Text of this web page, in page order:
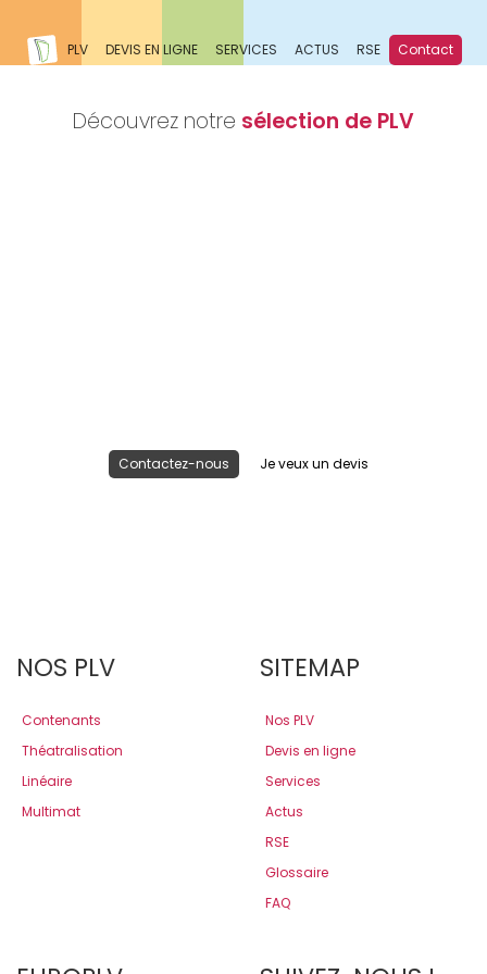
PLV DEVIS EN LIGNE SERVICES ACTUS RSE Contact
Découvrez notre sélection de PLV
Contactez-nous Je veux un devis
NOS PLV
Contenants
Théatralisation
Linéaire
Multimat
SITEMAP
Nos PLV
Devis en ligne
Services
Actus
RSE
Glossaire
FAQ